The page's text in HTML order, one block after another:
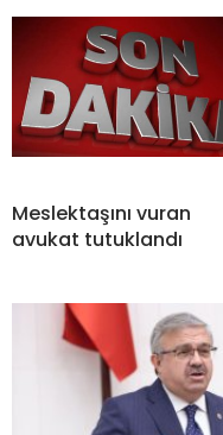
Meslektaşını vuran
avukat tutuklandı